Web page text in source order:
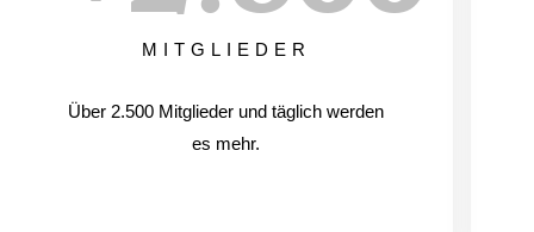
MITGLIEDER
Über 2.500 Mitglieder und täglich werden
es mehr.